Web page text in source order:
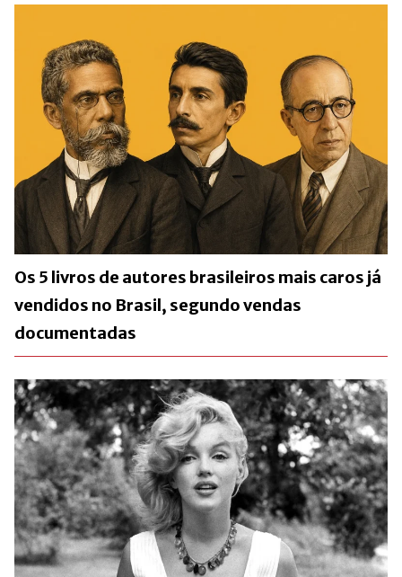
Os 5 livros de autores brasileiros mais caros já
vendidos no Brasil, segundo vendas
documentadas